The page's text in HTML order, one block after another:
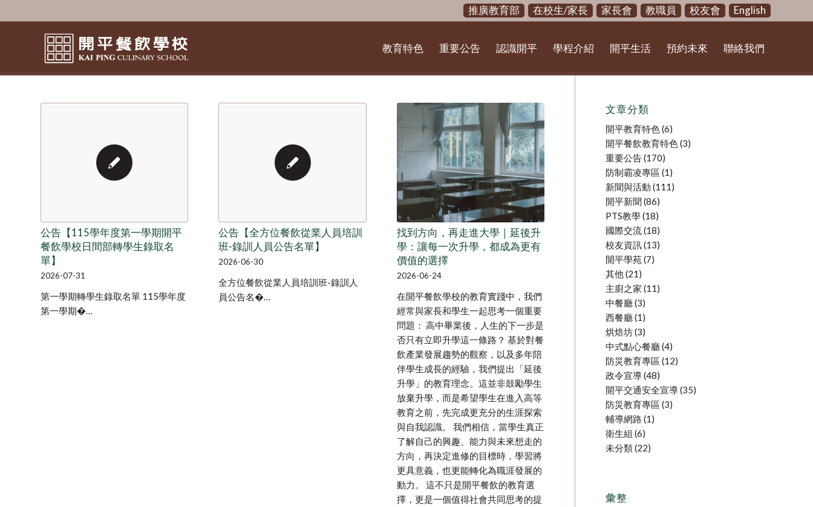
推廣教育部 在校生/家長 家長會 教職員 校友會 English
教育特色 重要公告 認識開平 學程介紹 開平生活 預約未來 聯絡我們
公告【115學年度第一學期開平
餐飲學校日間部轉學生錄取名
單】
2026-07-31
第一學期轉學生錄取名單 115學年度
第一學期�…
公告【全方位餐飲從業人員培訓
班-錄訓人員公告名單】
2026-06-30
全方位餐飲從業人員培訓班-錄訓人
員公告名�…
找到方向，再走進大學｜延後升
學：讓每一次升學，都成為更有
價值的選擇
2026-06-24
在開平餐飲學校的教育實踐中，我們
經常與家長和學生一起思考一個重要
問題： 高中畢業後，人生的下一步是
否只有立即升學這一條路？ 基於對餐
飲產業發展趨勢的觀察，以及多年陪
伴學生成長的經驗，我們提出「延後
升學」的教育理念。這並非鼓勵學生
放棄升學，而是希望學生在進入高等
教育之前，先完成更充分的生涯探索
與自我認識。 我們相信，當學生真正
了解自己的興趣、能力與未來想走的
方向，再決定進修的目標時，學習將
更具意義，也更能轉化為職涯發展的
動力。 這不只是開平餐飲的教育選
擇，更是一個值得社會共同思考的提
文章分類
開平教育特色(6)
開平餐飲教育特色(3)
重要公告(170)
防制霸凌專區 (1)
新聞與活動 (111)
開平新聞(86)
PTS教學(18)
國際交流(18)
校友資訊(13)
開平學苑(7)
其他(21)
主廚之家 (11)
中餐廳(3)
西餐廳(1)
烘焙坊(3)
中式點心餐廳(4)
防災教育專區 (12)
政令宣導(48)
開平交通安全宣導(35)
防災教育專區 (3)
輔導網路 (1)
衛生組 (6)
未分類(22)
彙整